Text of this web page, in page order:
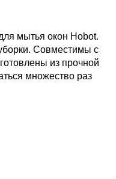
мытья окон Hobot.
Совместимы с
из прочной
множество раз